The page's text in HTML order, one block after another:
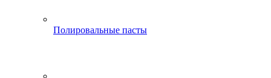
Полировальные пасты